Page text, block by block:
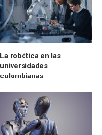
La robótica en las
universidades
colombianas